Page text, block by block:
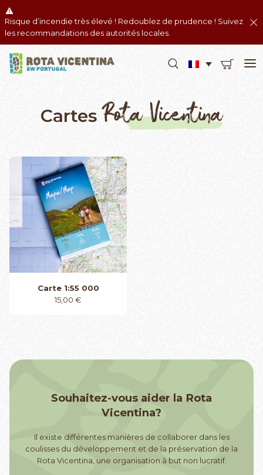
Risque d’incendie très élevé ! Redoublez de prudence ! Suivez
les recommandations des autorités locales.
CartesRota Vicentina
Carte 1:55 000
15,00 €
Souhaitez-vous aider la Rota
Vicentina?
Il existe différentes manières de collaborer dans les
coulisses du développement et de la préservation de la
Rota Vicentina, une organisation à but non lucratif.